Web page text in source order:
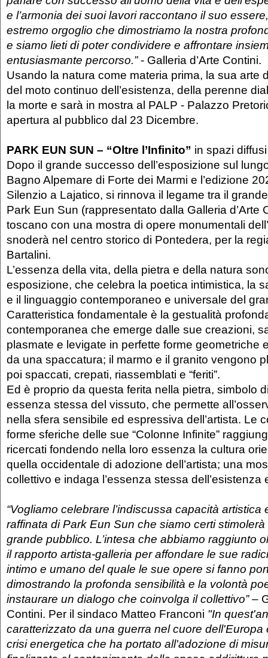
e l’armonia dei suoi lavori raccontano il suo
estremo orgoglio che dimostriamo la nostra
e siamo lieti di poter condividere e affrontare
entusiasmante percorso.”- Galleria d’Arte Contini.
Usando la natura come materia prima, la sua arte
del moto continuo dell’esistenza, della perenne
la morte e sarà in mostra al PALP - Palazzo
apertura al pubblico dal 23 Dicembre.
PARK EUN SUN – “Oltre l’Infinito” in spazi
Dopo il grande successo dell’esposizione sul
Bagno Alpemare di Forte dei Marmi e l’edizione
Silenzio a Lajatico, si rinnova il legame tra il
Park Eun Sun (rappresentato dalla Galleria d’Arte
toscano con una mostra di opere monumentali
snoderà nel centro storico di Pontedera, per la
Bartalini.
L’essenza della vita, della pietra e della natura
esposizione, che celebra la poetica intimistica, la
e il linguaggio contemporaneo e universale del
Caratteristica fondamentale è la gestualità
contemporanea che emerge dalle sue creazioni,
plasmate e levigate in perfette forme geometriche
da una spaccatura; il marmo e il granito vengono
poi spaccati, crepati, riassemblati e “feriti”.
Ed è proprio da questa ferita nella pietra, simbolo
essenza stessa del vissuto, che permette
nella sfera sensibile ed espressiva dell’artista. Le
forme sferiche delle sue “Colonne Infinite”
ricercati fondendo nella loro essenza la cultura
quella occidentale di adozione dell’artista; una
collettivo e indaga l’essenza stessa dell’esistenza
“Vogliamo celebrare l’indiscussa capacità artistica
raffinata di Park Eun Sun che siamo certi
grande pubblico. L’intesa che abbiamo raggiunto
il rapporto artista-galleria per affondare le sue
intimo e umano del quale le sue opere si fanno
dimostrando la profonda sensibilità e la volontà
instaurare un dialogo che coinvolga il collettivo”–
Contini. Per il sindaco Matteo Franconi "In
caratterizzato da una guerra nel cuore
crisi energetica che ha portato all'adozione di